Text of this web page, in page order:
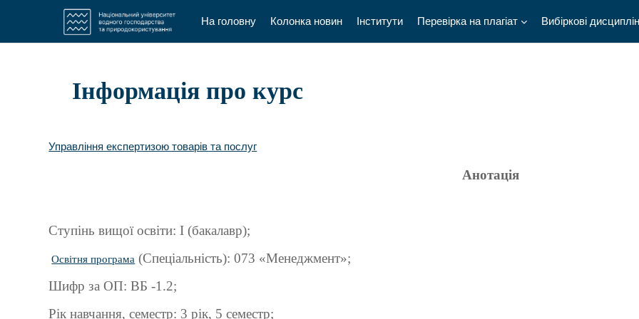
На головну Колонка новин Інститути Перевірка на плагіат Вибіркові
Інформація про курс
Управління експертизою товарів та послуг
Анотація
Ступінь вищої освіти: І (бакалавр);
Освітня програма (Спеціальність):073 «Менеджмент»;
Шифр за ОП:ВБ -1.2;
Рік навчання, семестр: 3 рік, 5 семестр;